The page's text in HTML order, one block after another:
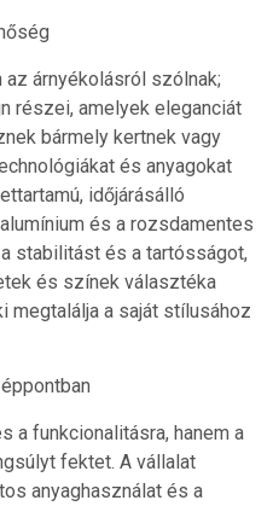
az árnyékolásról szólnak;
részei, amelyek eleganciát
bármely kertnek vagy
és anyagokat
időjárásálló
és a rozsdamentes
stabilitást és a tartósságot,
és színek választéka
megtalálja a saját stílusához
a funkcionalitásra, hanem a
fektet. A vállalat
anyaghasználat és a